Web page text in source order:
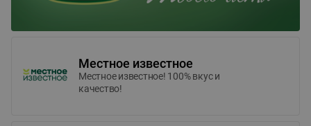
Местное известное
Местное известное! 100% вкус и
качество!